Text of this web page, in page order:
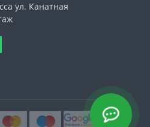
ул. Канатная